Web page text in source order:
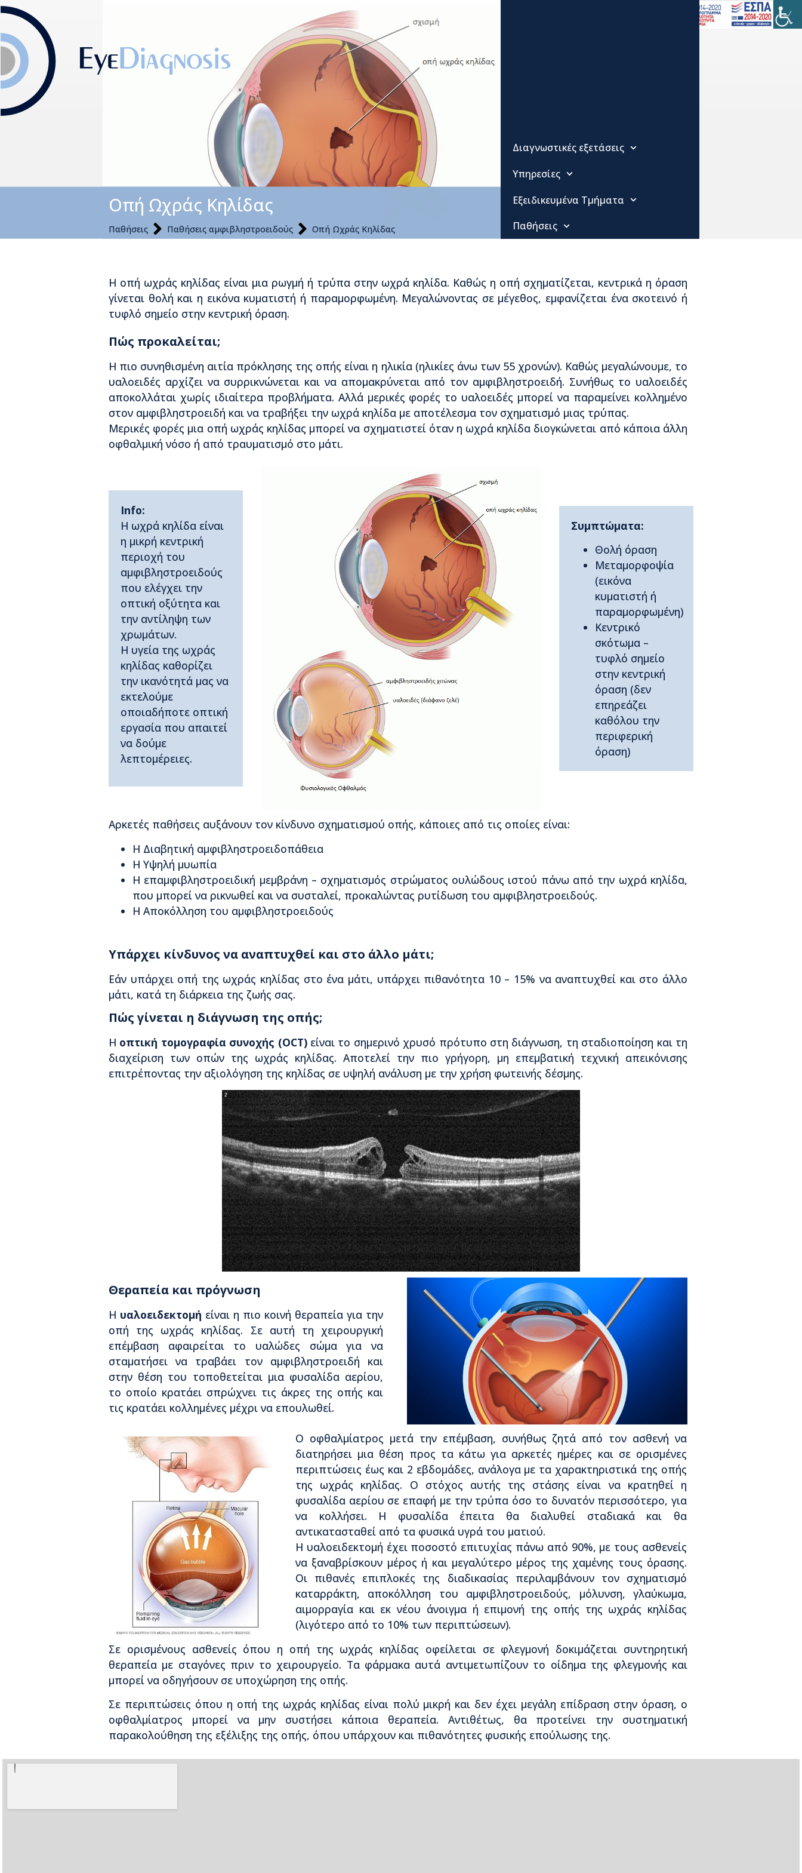
Οπή Ωχράς Κηλίδας
Παθήσεις Παθήσεις αμφιβληστροειδούς Οπή Ωχράς Κηλίδας
Διαγνωστικές εξετάσεις
Υπηρεσίες
Εξειδικευμένα Τμήματα
Παθήσεις
Η οπή ωχράς κηλίδας είναι μια ρωγμή ή τρύπα στην ωχρά κηλίδα. Καθώς η οπή σχηματίζεται, κεντρικά η όραση
γίνεται θολή και η εικόνα κυματιστή ή παραμορφωμένη. Μεγαλώνοντας σε μέγεθος, εμφανίζεται ένα σκοτεινό ή
τυφλό σημείο στην κεντρική όραση.
Πώς προκαλείται;
Η πιο συνηθισμένη αιτία πρόκλησης της οπής είναι η ηλικία (ηλικίες άνω των 55 χρονών). Καθώς μεγαλώνουμε, το
υαλοειδές αρχίζει να συρρικνώνεται και να απομακρύνεται από τον αμφιβληστροειδή. Συνήθως το υαλοειδές
αποκολλάται χωρίς ιδιαίτερα προβλήματα. Αλλά μερικές φορές το υαλοειδές μπορεί να παραμείνει κολλημένο
στον αμφιβληστροειδή και να τραβήξει την ωχρά κηλίδα με αποτέλεσμα τον σχηματισμό μιας τρύπας.
Μερικές φορές μια οπή ωχράς κηλίδας μπορεί να σχηματιστεί όταν η ωχρά κηλίδα διογκώνεται από κάποια άλλη
οφθαλμική νόσο ή από τραυματισμό στο μάτι.
Info:
Η ωχρά κηλίδα είναι
η μικρή κεντρική
περιοχή του
αμφιβληστροειδούς
που ελέγχει την
οπτική οξύτητα και
την αντίληψη των
χρωμάτων.
Η υγεία της ωχράς
κηλίδας καθορίζει
την ικανότητά μας να
εκτελούμε
οποιαδήποτε οπτική
εργασία που απαιτεί
να δούμε
λεπτομέρειες.
Συμπτώματα:
Θολή όραση
Μεταμορφοψία
(εικόνα
κυματιστή ή
παραμορφωμένη)
Κεντρικό
σκότωμα –
τυφλό σημείο
στην κεντρική
όραση (δεν
επηρεάζει
καθόλου την
περιφερική
όραση)
Αρκετές παθήσεις αυξάνουν τον κίνδυνο σχηματισμού οπής, κάποιες από τις οποίες είναι:
Η Διαβητική αμφιβληστροειδοπάθεια
Η Υψηλή μυωπία
Η επαμφιβληστροειδική μεμβράνη – σχηματισμός στρώματος ουλώδους ιστού πάνω από την ωχρά κηλίδα,
που μπορεί να ρικνωθεί και να συσταλεί, προκαλώντας ρυτίδωση του αμφιβληστροειδούς.
H Αποκόλληση του αμφιβληστροειδούς
Υπάρχει κίνδυνος να αναπτυχθεί και στο άλλο μάτι;
Εάν υπάρχει οπή της ωχράς κηλίδας στο ένα μάτι, υπάρχει πιθανότητα 10 – 15% να αναπτυχθεί και στο άλλο
μάτι, κατά τη διάρκεια της ζωής σας.
Πώς γίνεται η διάγνωση της οπής;
Η οπτική τομογραφία συνοχής (OCT)είναι το σημερινό χρυσό πρότυπο στη διάγνωση, τη σταδιοποίηση και τη
διαχείριση των οπών της ωχράς κηλίδας. Αποτελεί την πιο γρήγορη, μη επεμβατική τεχνική απεικόνισης
επιτρέποντας την αξιολόγηση της κηλίδας σε υψηλή ανάλυση με την χρήση φωτεινής δέσμης.
Θεραπεία και πρόγνωση
Η υαλοειδεκτομή είναι η πιο κοινή θεραπεία για την
οπή της ωχράς κηλίδας. Σε αυτή τη χειρουργική
επέμβαση αφαιρείται το υαλώδες σώμα για να
σταματήσει να τραβάει τον αμφιβληστροειδή και
στην θέση του τοποθετείται μια φυσαλίδα αερίου,
το οποίο κρατάει σπρώχνει τις άκρες της οπής και
τις κρατάει κολλημένες μέχρι να επουλωθεί.
Ο οφθαλμίατρος μετά την επέμβαση, συνήθως ζητά από τον ασθενή να
διατηρήσει μια θέση προς τα κάτω για αρκετές ημέρες και σε ορισμένες
περιπτώσεις έως και 2 εβδομάδες, ανάλογα με τα χαρακτηριστικά της οπής
της ωχράς κηλίδας. Ο στόχος αυτής της στάσης είναι να κρατηθεί η
φυσαλίδα αερίου σε επαφή με την τρύπα όσο το δυνατόν περισσότερο, για
να κολλήσει. Η φυσαλίδα έπειτα θα διαλυθεί σταδιακά και θα
αντικατασταθεί από τα φυσικά υγρά του ματιού.
Η υαλοειδεκτομή έχει ποσοστό επιτυχίας πάνω από 90%, με τους ασθενείς
να ξαναβρίσκουν μέρος ή και μεγαλύτερο μέρος της χαμένης τους όρασης.
Οι πιθανές επιπλοκές της διαδικασίας περιλαμβάνουν τον σχηματισμό
καταρράκτη, αποκόλληση του αμφιβληστροειδούς, μόλυνση, γλαύκωμα,
αιμορραγία και εκ νέου άνοιγμα ή επιμονή της οπής της ωχράς κηλίδας
(λιγότερο από το 10% των περιπτώσεων).
Σε ορισμένους ασθενείς όπου η οπή της ωχράς κηλίδας οφείλεται σε φλεγμονή δοκιμάζεται συντηρητική
θεραπεία με σταγόνες πριν το χειρουργείο. Τα φάρμακα αυτά αντιμετωπίζουν το οίδημα της φλεγμονής και
μπορεί να οδηγήσουν σε υποχώρηση της οπής.
Σε περιπτώσεις όπου η οπή της ωχράς κηλίδας είναι πολύ μικρή και δεν έχει μεγάλη επίδραση στην όραση, ο
οφθαλμίατρος μπορεί να μην συστήσει κάποια θεραπεία. Αντιθέτως, θα προτείνει την συστηματική
παρακολούθηση της εξέλιξης της οπής, όπου υπάρχουν και πιθανότητες φυσικής επούλωσης της.